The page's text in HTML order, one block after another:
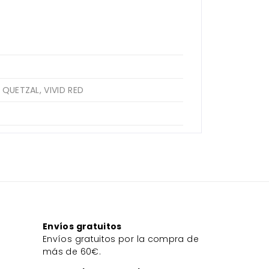
VIVID RED
Envíos gratuitos
Envíos gratuitos por la compra de
más de 60€.